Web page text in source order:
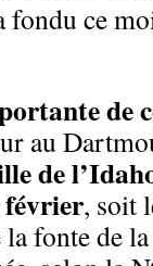
fondu ce
de
au
de
février, soit
la fonte de